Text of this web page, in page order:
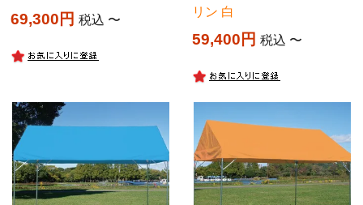
69,300 税込 〜
リン 白
59,400 税込 〜